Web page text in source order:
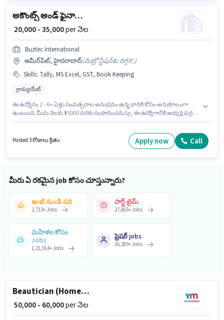
అకౌంట్స్ అండ్ ఫైనాన్స్ ఎగ్జిక్యూటివ్
₹ 20,000 - 35,000per నెల
Buztec International
అమీర్‌పేట్, హైదరాబాద్(మెట్రో స్టేషన్‌కు దగ్గర',)
Skills: Tally, MS Excel, GST, Book Keeping
గ్రాడ్యుయేట్
ఈ ఉద్యోగం 1 - 6+ ఏళ్లు సంవత్సరాల అనుభవం ఉన్న వారికి కోసం అనుకూలంగా
ఉంటుంది. మీరు నెలకు ₹35000 వరకు సంపాదించవచ్చు. ఈ ఉద్యోగానికి అభ్యర్థి వద్ద
నియామకం జరుగుతోంది. ఈ ఉద్యోగానికి Fixed జీతం అందుబాటులో ఉంది. ఈ
ఉద్యోగం అమీర్‌పేట్, హైదరాబాద్ లో ఉంది. ఈ ఉద్యోగానికి అభ్యర్థులు తప్పనిసరిగా
Posted 3 రోజులు క్రితం Apply now Call
మీరు ఏ రకమైన job కోసం చూస్తున్నారు?
ఇంటి నుండి పని
2,713+Jobs
పార్ట్ టైమ్
27,865+Jobs
మహిళల కోసం
Jobs
1,21,914+Jobs
ఫ్రెషర్ jobs
16,289+Jobs
Beautician (Home Services)
₹ 50,000 - 60,000per నెల